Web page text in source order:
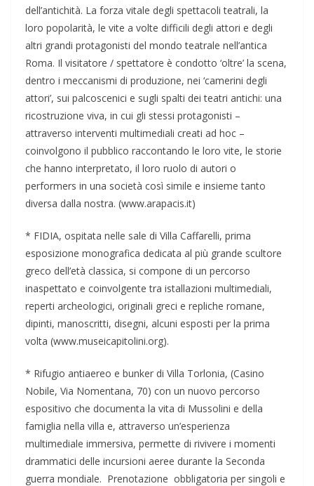
dell’antichità. La forza vitale degli spettacoli teatrali, la
loro popolarità, le vite a volte difficili degli attori e degli
altri grandi protagonisti del mondo teatrale nell’antica
Roma. Il visitatore / spettatore è condotto ‘oltre’ la scena,
dentro i meccanismi di produzione, nei ‘camerini degli
attori’, sui palcoscenici e sugli spalti dei teatri antichi: una
ricostruzione viva, in cui gli stessi protagonisti –
attraverso interventi multimediali creati ad hoc –
coinvolgono il pubblico raccontando le loro vite, le storie
che hanno interpretato, il loro ruolo di autori o
performers in una società così simile e insieme tanto
diversa dalla nostra. (www.arapacis.it)
* FIDIA, ospitata nelle sale di Villa Caffarelli, prima
esposizione monografica dedicata al più grande scultore
greco dell’età classica, si compone di un percorso
inaspettato e coinvolgente tra istallazioni multimediali,
reperti archeologici, originali greci e repliche romane,
dipinti, manoscritti, disegni, alcuni esposti per la prima
volta (www.museicapitolini.org).
* Rifugio antiaereo e bunker di Villa Torlonia, (Casino
Nobile, Via Nomentana, 70) con un nuovo percorso
espositivo che documenta la vita di Mussolini e della
famiglia nella villa e, attraverso un’esperienza
multimediale immersiva, permette di rivivere i momenti
drammatici delle incursioni aeree durante la Seconda
guerra mondiale. Prenotazione obbligatoria per singoli e